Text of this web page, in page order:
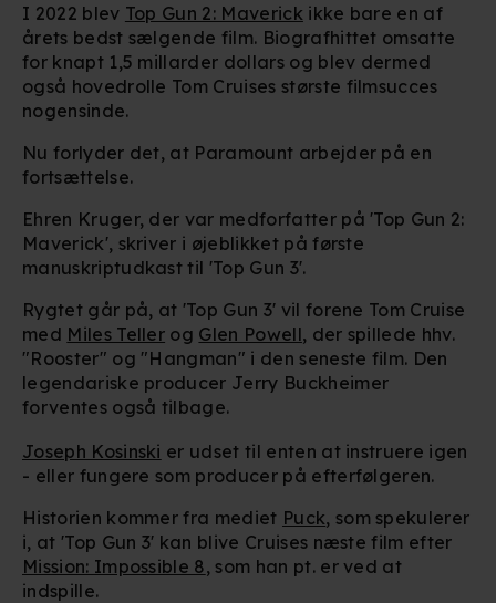
I 2022 blev Top Gun 2: Maverick ikke bare en af
årets bedst sælgende film. Biografhittet omsatte
for knapt 1,5 millarder dollars og blev dermed
også hovedrolle Tom Cruises største filmsucces
nogensinde.
Nu forlyder det, at Paramount arbejder på en
fortsættelse.
Ehren Kruger, der var medforfatter på 'Top Gun 2:
Maverick', skriver i øjeblikket på første
manuskriptudkast til 'Top Gun 3'.
Rygtet går på, at 'Top Gun 3' vil forene Tom Cruise
med Miles Teller og Glen Powell, der spillede hhv.
"Rooster" og "Hangman" i den seneste film. Den
legendariske producer Jerry Buckheimer
forventes også tilbage.
Joseph Kosinski er udset til enten at instruere igen
- eller fungere som producer på efterfølgeren.
Historien kommer fra mediet Puck, som spekulerer
i, at 'Top Gun 3' kan blive Cruises næste film efter
Mission: Impossible 8, som han pt. er ved at
indspille.